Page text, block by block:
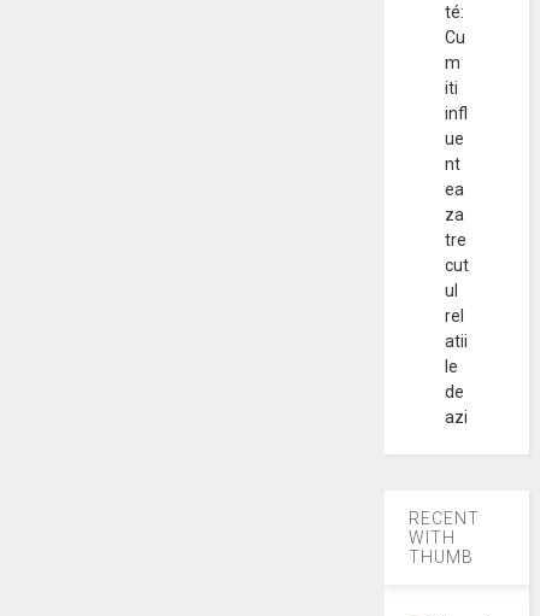
té:
Cu
m
iti
infl
ue
nt
ea
za
tre
cut
ul
rel
atii
le
de
azi
RECENT
WITH
THUMB